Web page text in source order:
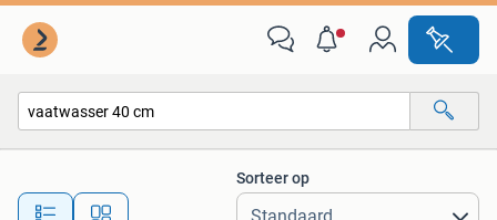
Alle afstanden…
Sorteer op